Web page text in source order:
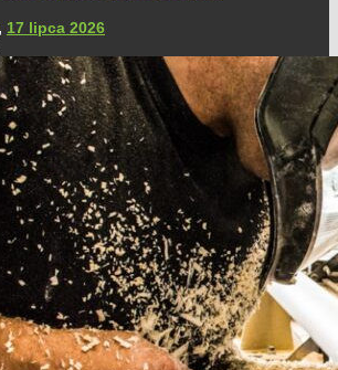
, 17 lipca 2026